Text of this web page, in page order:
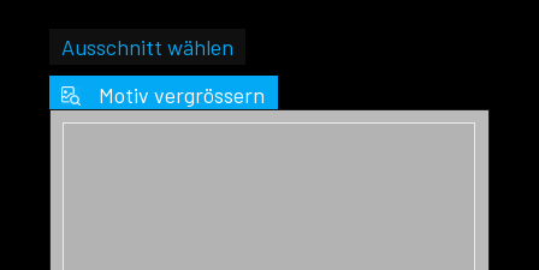
Ausschnitt wählen
Motiv vergrössern